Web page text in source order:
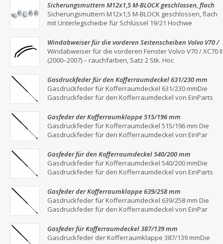
Sicherungsmuttern M12x1,5 M-BLOCK geschlossen, flach
mit Unterlegscheibe für Schlüssel 19/21
Sicherungsmuttern M12x1,5 M-BLOCK geschlossen, flach
mit Unterlegscheibe für Schlüssel 19/21 Hochwe
Windabweiser für die vorderen Seitenscheiben Volvo V70 /
XC70 II (2000–2007) – Rauchgrau, 2er-Set
Windabweiser für die vorderen Fenster Volvo V70 / XC70 II
(2000–2007) – rauchfarben, Satz 2 Stk. Hoc
Gasdruckfeder für den Kofferraumdeckel 631/230 mm
Gasdruckfeder für Kofferraumdeckel 631/230 mmDie
Gasdruckfeder für den Kofferraumdeckel von EinParts
Gasfeder der Kofferraumklappe 515/196 mm
Gasdruckfeder für Kofferraumdeckel 515/196 mm Die
Gasdruckfeder für den Kofferraumdeckel von EinPar
Gasfeder für den Kofferraumdeckel 540/200 mm
Gasdruckfeder für Kofferraumdeckel 540/200 mmDie
Gasdruckfeder für den Kofferraumdeckel von EinParts
Gasfeder der Kofferraumklappe 639/258 mm
Gasdruckfeder für Kofferraumdeckel 639/258 mm Die
Gasdruckfeder für den Kofferraumdeckel von EinPar
Gasfeder für Kofferraumdeckel 387/139 mm
Gasdruckfeder der Kofferraumklappe 387/139 mmDie